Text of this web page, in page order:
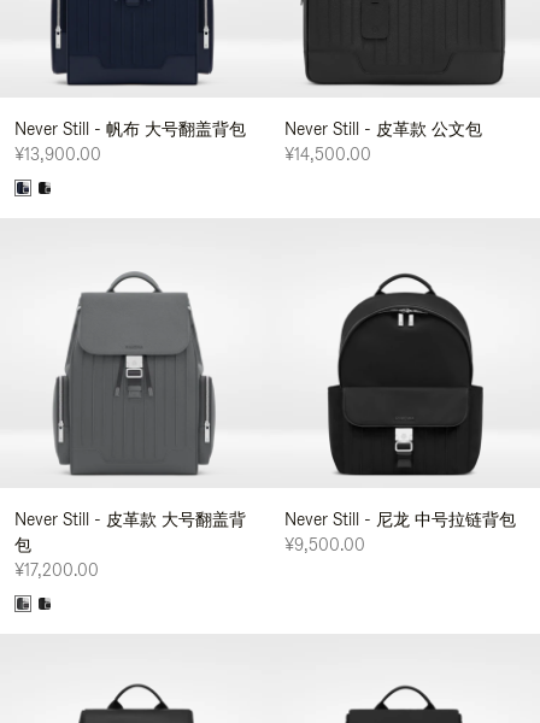
Never Still - 帆布 大号翻盖背包
¥13,900.00
Never Still - 皮革款 公文包
¥14,500.00
Never Still - 皮革款 大号翻盖背
包
¥17,200.00
Never Still - 尼龙 中号拉链背包
¥9,500.00